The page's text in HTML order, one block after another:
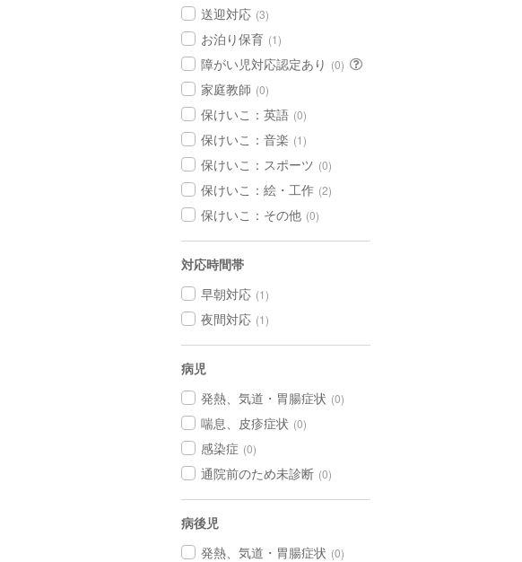
送迎対応 (3)
お泊り保育 (1)
障がい児対応認定あり (0)
家庭教師 (0)
保けいこ：英語 (0)
保けいこ：音楽 (1)
保けいこ：スポーツ (0)
保けいこ：絵・工作 (2)
保けいこ：その他 (0)
対応時間帯
早朝対応 (1)
夜間対応 (1)
病児
発熱、気道・胃腸症状 (0)
喘息、皮疹症状 (0)
感染症 (0)
通院前のため未診断 (0)
病後児
発熱、気道・胃腸症状 (0)